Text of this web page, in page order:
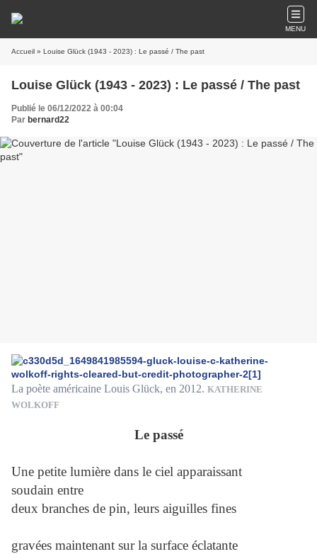
MENU
Accueil » Louise Glück (1943 - 2023) : Le passé / The past
Louise Glück (1943 - 2023) : Le passé / The past
Publié le 06/12/2022 à 00:04
Par bernard22
La poète américaine Louis Glück, en 2012. KATHERINE
WOLKOFF
Le passé
Une petite lumière dans le ciel apparaissant
soudain entre
deux branches de pin, leurs aiguilles fines
gravées maintenant sur la surface éclatante